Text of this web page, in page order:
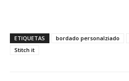
ETIQUETAS bordado personalziado
Stitch it